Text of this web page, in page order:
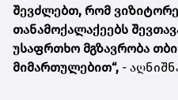
შევძლებთ, რომ
თანამოქალაქეებს
უსაფრთხო მგზავრობა
მიმართულებით“, -